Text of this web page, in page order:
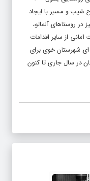
شیب و مسیر با ایجاد
روستاهای آلمالو،
از سایر اقدامات
ای شهرستان خوی برای
در سال جاری تا کنون